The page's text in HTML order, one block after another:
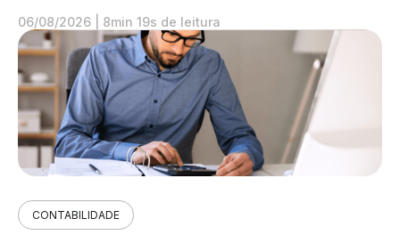
06/08/2026 8min 19s de leitura
CONTABILIDADE